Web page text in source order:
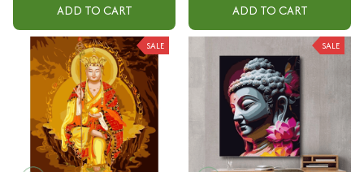
ADD TO CART ADD TO CART
SALE SALE